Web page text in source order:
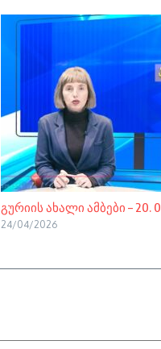
გურიის ახალი ამბები – 20.
24/04/2026